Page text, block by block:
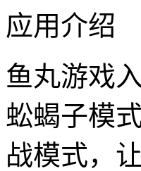
应用介绍
鱼丸游戏
蚣蝎子模
战模式，